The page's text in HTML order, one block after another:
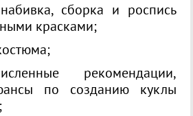
сборка и роспись
красками;
рекомендации,
по созданию куклы